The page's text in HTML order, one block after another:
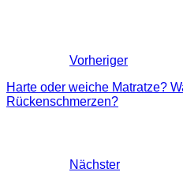
Vorheriger
Harte oder weiche Matratze?
Rückenschmerzen?
Nächster